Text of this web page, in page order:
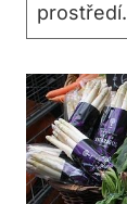
prostředí.